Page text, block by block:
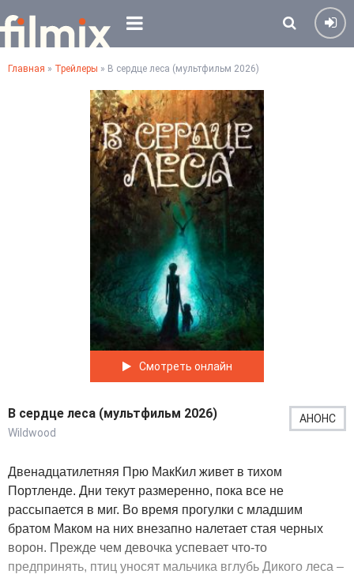
Главная » Трейлеры » В сердце леса (мультфильм 2026)
Смотреть онлайн
В сердце леса (мультфильм 2026)
Wildwood
АНОНС
Двенадцатилетняя Прю МакКил живет в тихом
Портленде. Дни текут размеренно, пока все не
рассыпается в миг. Во время прогулки с младшим
братом Маком на них внезапно налетает стая черных
ворон. Прежде чем девочка успевает что-то
предпринять, птиц уносят мальчика вглубь Дикого леса –